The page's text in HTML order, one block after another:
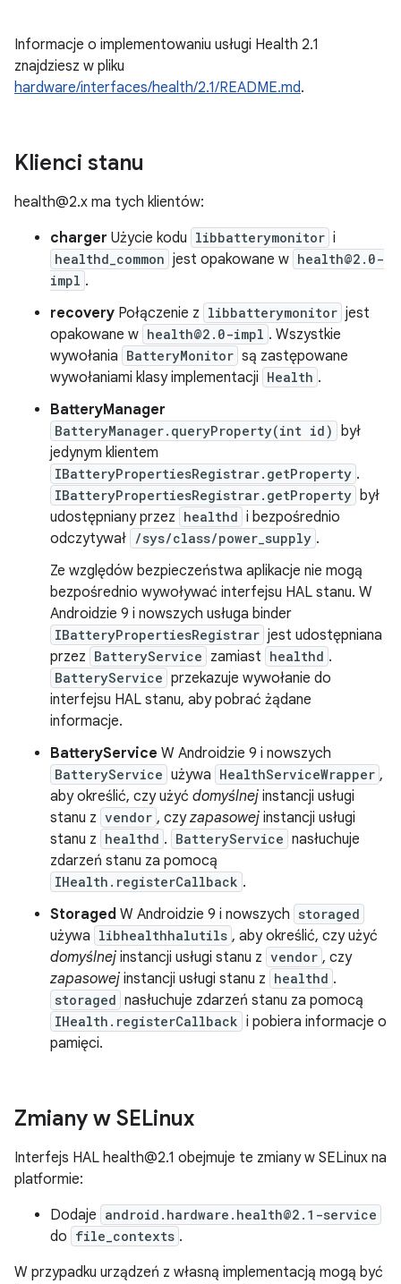
Informacje o implementowaniu usługi Health 2.1
znajdziesz w pliku
hardware/interfaces/health/2.1/README.md.
Klienci stanu
health@2.x ma tych klientów:
charger Użycie kodu libbatterymonitor i
healthd_common jest opakowane w health@2.0-
impl .
recovery Połączenie z libbatterymonitor jest
opakowane w health@2.0-impl . Wszystkie
wywołania BatteryMonitor są zastępowane
wywołaniami klasy implementacji Health .
BatteryManager
BatteryManager.queryProperty(int id) był
jedynym klientem
IBatteryPropertiesRegistrar.getProperty .
IBatteryPropertiesRegistrar.getProperty był
udostępniany przez healthd i bezpośrednio
odczytywał /sys/class/power_supply .
Ze względów bezpieczeństwa aplikacje nie mogą
bezpośrednio wywoływać interfejsu HAL stanu. W
Androidzie 9 i nowszych usługa binder
IBatteryPropertiesRegistrar jest udostępniana
przez BatteryService zamiast healthd .
BatteryService przekazuje wywołanie do
interfejsu HAL stanu, aby pobrać żądane
informacje.
BatteryService W Androidzie 9 i nowszych
BatteryService używa HealthServiceWrapper ,
aby określić, czy użyć domyślnej instancji usługi
stanu z vendor , czyzapasowej instancji usługi
stanu z healthd . BatteryService nasłuchuje
zdarzeń stanu za pomocą
IHealth.registerCallback .
Storaged W Androidzie 9 i nowszych storaged
używa libhealthhalutils , aby określić, czy użyć
domyślnej instancji usługi stanu z vendor , czy
zapasowej instancji usługi stanu z healthd .
storaged nasłuchuje zdarzeń stanu za pomocą
IHealth.registerCallback i pobiera informacje o
pamięci.
Zmiany w SELinux
Interfejs HAL health@2.1 obejmuje te zmiany w SELinux na
platformie:
Dodaje android.hardware.health@2.1-service
do file_contexts .
W przypadku urządzeń z własną implementacją mogą być